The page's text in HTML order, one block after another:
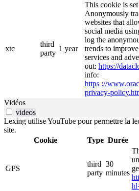
xtc
third
party
1 year
This cookie is
Anonymously
websites that
social media
log the
trends to
services and
out: https://
info:
https ://
privacy-
Vidéos
videos
Lexing utilise YouTube pour permettre la
site.
Cookie
Type Durée
GPS
third
party
30
minutes